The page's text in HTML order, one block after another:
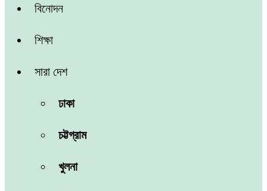
বিনোদন
শিক্ষা
সারা দেশ
ঢাকা
চট্টগ্রাম
খুলনা